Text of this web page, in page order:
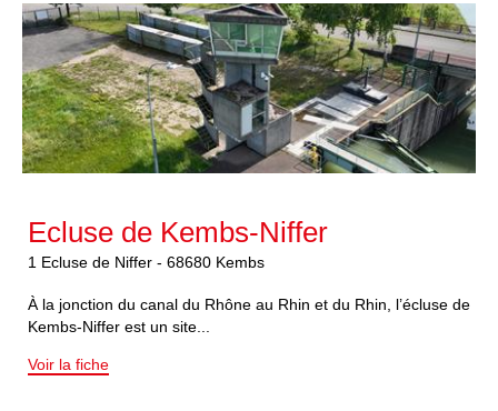
Ecluse de Kembs-Niffer
1 Ecluse de Niffer - 68680 Kembs
À la jonction du canal du Rhône au Rhin et du Rhin, l’écluse de
Kembs-Niffer est un site...
Voir la fiche